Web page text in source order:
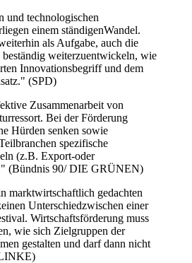
und technologischen
einem ständigenWandel.
als Aufgabe, auch die
beständig weiterzuentwickeln, wie
Innovationsbegriff und dem
(SPD)
Zusammenarbeit von
Bei der Förderung
Hürden senken sowie
spezifische
(z.B. Export-oder
(Bündnis 90/ DIE GRÜNEN)
marktwirtschaftlich gedachten
Unterschiedzwischen einer
Wirtschaftsförderung muss
wie sich Zielgruppen der
gestalten und darf dann nicht